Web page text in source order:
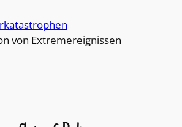
von Extremereignissen